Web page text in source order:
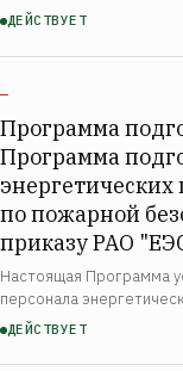
пожарной
распространяется на
ДЕЙСТВУЕТ
—
Программа
Программа
по пожарной
приказу РАО
Настоящая Программа
персонала
пожарной
ДЕЙСТВУЕТ